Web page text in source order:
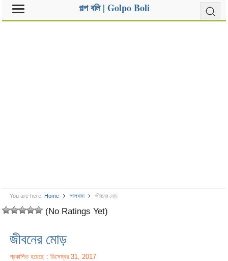
গল্প বলি | Golpo Boli
You are here: Home ভালবাসা জীবনের মোড়
(No Ratings Yet)
জীবনের মোড়
প্রকাশিত হয়েছে : ডিসেম্বর 31, 2017